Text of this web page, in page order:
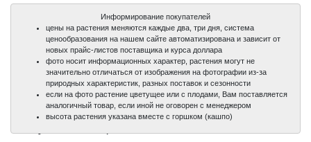
100%
100%
100%
Информирование покупателей
цены на растения меняются каждые два, три дня, система
ценообразования на нашем сайте автоматизирована и зависит от
новых прайс-листов поставщика и курса доллара
фото носит информационных характер, растения могут не
значительно отличаться от изображения на фотографии из-за
природных характеристик, разных поставок и сезонности
если на фото растение цветущее или с плодами, Вам поставляется
аналогичный товар, если иной не оговорен с менеджером
высота растения указана вместе с горшком (кашпо)